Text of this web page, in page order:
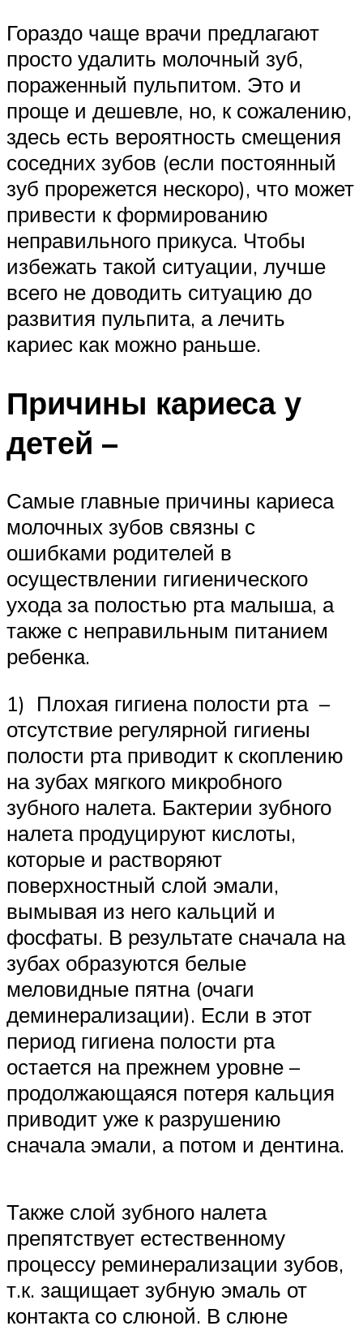
Гораздо чаще врачи предлагают
просто удалить молочный зуб,
пораженный пульпитом. Это и
проще и дешевле, но, к сожалению,
здесь есть вероятность смещения
соседних зубов (если постоянный
зуб прорежется нескоро), что может
привести к формированию
неправильного прикуса. Чтобы
избежать такой ситуации, лучше
всего не доводить ситуацию до
развития пульпита, а лечить
кариес как можно раньше.
Причины кариеса у
детей –
Самые главные причины кариеса
молочных зубов связны с
ошибками родителей в
осуществлении гигиенического
ухода за полостью рта малыша, а
также с неправильным питанием
ребенка.
1) Плохая гигиена полости рта –
отсутствие регулярной гигиены
полости рта приводит к скоплению
на зубах мягкого микробного
зубного налета. Бактерии зубного
налета продуцируют кислоты,
которые и растворяют
поверхностный слой эмали,
вымывая из него кальций и
фосфаты. В результате сначала на
зубах образуются белые
меловидные пятна (очаги
деминерализации). Если в этот
период гигиена полости рта
остается на прежнем уровне –
продолжающаяся потеря кальция
приводит уже к разрушению
сначала эмали, а потом и дентина.
Также слой зубного налета
препятствует естественному
процессу реминерализации зубов,
т.к. защищает зубную эмаль от
контакта со слюной. В слюне